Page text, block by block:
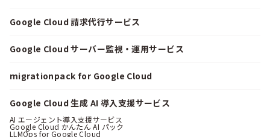
Google Cloud 請求代行サービス
Google Cloud サーバー監視・運用サービス
migrationpack for Google Cloud
Google Cloud 生成 AI 導入支援サービス
AI エージェント導入支援サービス
Google Cloud かんたん AI パック
LLMOps for Google Cloud